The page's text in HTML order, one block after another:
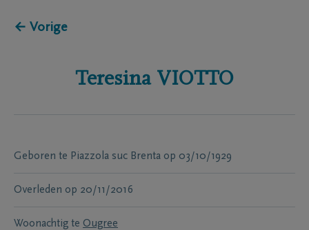
← Vorige
Teresina VIOTTO
Geboren te Piazzola suc Brenta op 03/10/1929
Overleden op 20/11/2016
Woonachtig te Ougree